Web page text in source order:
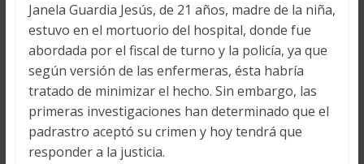
Janela Guardia Jesús, de 21 años, madre de la niña,
estuvo en el mortuorio del hospital, donde fue
abordada por el fiscal de turno y la policía, ya que
según versión de las enfermeras, ésta habría
tratado de minimizar el hecho. Sin embargo, las
primeras investigaciones han determinado que el
padrastro aceptó su crimen y hoy tendrá que
responder a la justicia.